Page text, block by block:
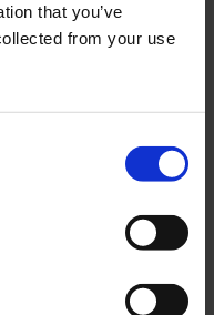
that you’ve
from your use
120KR